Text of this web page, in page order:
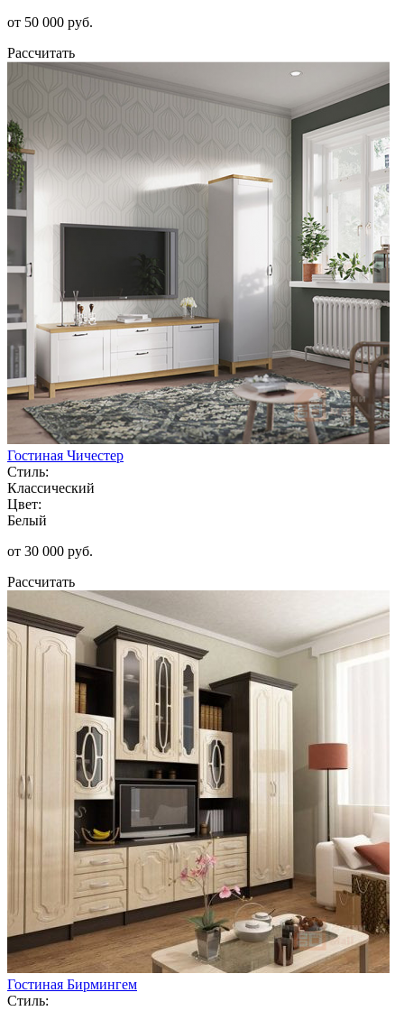
от 50 000 руб.
Рассчитать
Гостиная Чичестер
Стиль:
Классический
Цвет:
Белый
от 30 000 руб.
Рассчитать
Гостиная Бирмингем
Стиль: